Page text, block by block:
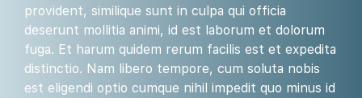
provident, similique sunt in culpa qui officia
deserunt mollitia animi, id est laborum et dolorum
fuga. Et harum quidem rerum facilis est et expedita
distinctio. Nam libero tempore, cum soluta nobis
est eligendi optio cumque nihil impedit quo minus id